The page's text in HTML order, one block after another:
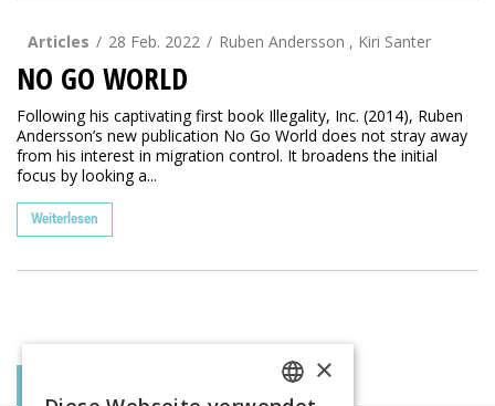
Articles 28 Feb. 2022 Ruben Andersson , Kiri Santer
NO GO WORLD
Following his captivating first book Illegality, Inc. (2014), Ruben
Andersson’s new publication No Go World does not stray away
from his interest in migration control. It broadens the initial
focus by looking a...
Weiterlesen
×